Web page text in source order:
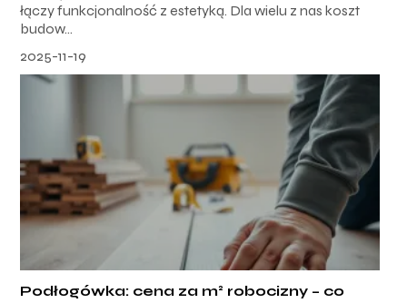
łączy funkcjonalność z estetyką. Dla wielu z nas koszt
budow...
2025-11-19
Podłogówka: cena za m² robocizny – co